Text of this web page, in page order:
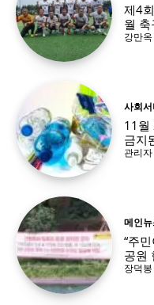
제4
월
강만
사회
11월
금지
관리자
메인
“주
공원
장덕